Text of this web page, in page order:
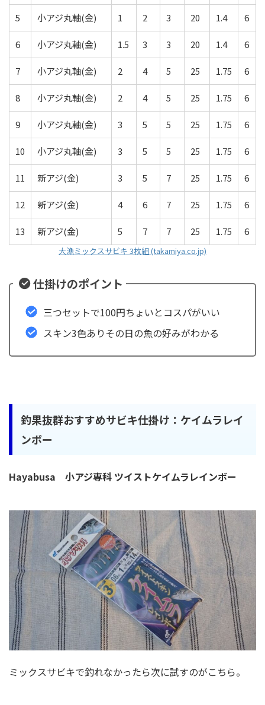
5 小アジ丸軸(金) 1 2 3 20 1.4 6
6 小アジ丸軸(金) 1.5 3 3 20 1.4 6
7 小アジ丸軸(金) 2 4 5 25 1.75 6
8 小アジ丸軸(金) 2 4 5 25 1.75 6
9 小アジ丸軸(金) 3 5 5 25 1.75 6
10 小アジ丸軸(金) 3 5 5 25 1.75 6
11 新アジ(金) 3 5 7 25 1.75 6
12 新アジ(金) 4 6 7 25 1.75 6
13 新アジ(金) 5 7 7 25 1.75 6
大漁ミックスサビキ 3枚組 (takamiya.co.jp)
仕掛けのポイント
三つセットで100円ちょいとコスパがいい
スキン3色ありその日の魚の好みがわかる
釣果抜群おすすめサビキ仕掛け： ケイムラレイ
ンボー
Hayabusa 小アジ専科 ツイストケイムラレインボー
ミックスサビキで釣れなかったら次に試すのがこちら。